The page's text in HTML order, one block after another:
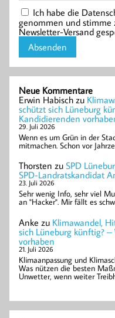
Ich habe die
genommen und stimme
Newsletter-Versand
Neue Kommentare
Erwin Habisch zu
schützt sich Lüneburg
Kandidierenden
29. Juli 2026
Wenn es um Grün in der
mitmachen. Schon vor
Thorsten zu SPD
SPD-Landratskandidat
23. Juli 2026
Sehr wenig Info, sehr viel
an "Hacker". Mir fällt es
Anke zu Klimawandel,
sich Lüneburg künftig?
vorhaben
21. Juli 2026
Klimaanpassung und
Was nützen die besten
Unwetter, wenn weiter